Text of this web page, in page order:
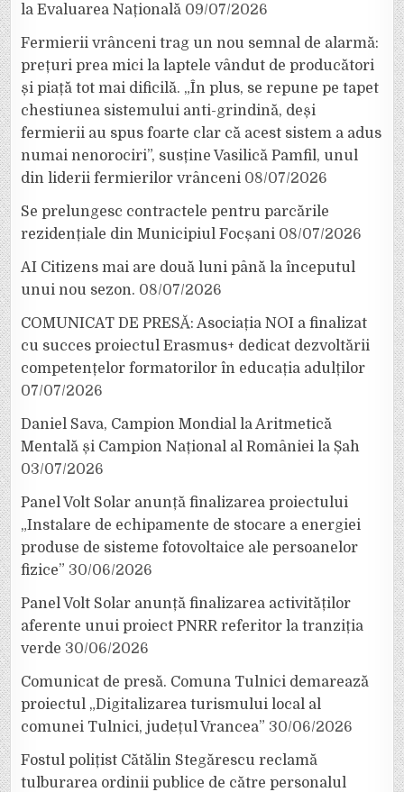
la Evaluarea Națională 09/07/2026
Fermierii vrânceni trag un nou semnal de alarmă:
prețuri prea mici la laptele vândut de producători
și piață tot mai dificilă. „În plus, se repune pe tapet
chestiunea sistemului anti-grindină, deși
fermierii au spus foarte clar că acest sistem a adus
numai nenorociri”, susține Vasilică Pamfil, unul
din liderii fermierilor vrânceni 08/07/2026
Se prelungesc contractele pentru parcările
rezidențiale din Municipiul Focșani 08/07/2026
AI Citizens mai are două luni până la începutul
unui nou sezon. 08/07/2026
COMUNICAT DE PRESĂ: Asociația NOI a finalizat
cu succes proiectul Erasmus+ dedicat dezvoltării
competențelor formatorilor în educația adulților
07/07/2026
Daniel Sava, Campion Mondial la Aritmetică
Mentală și Campion Național al României la Șah
03/07/2026
Panel Volt Solar anunță finalizarea proiectului
„Instalare de echipamente de stocare a energiei
produse de sisteme fotovoltaice ale persoanelor
fizice” 30/06/2026
Panel Volt Solar anunță finalizarea activităților
aferente unui proiect PNRR referitor la tranziția
verde 30/06/2026
Comunicat de presă. Comuna Tulnici demarează
proiectul „Digitalizarea turismului local al
comunei Tulnici, județul Vrancea” 30/06/2026
Fostul polițist Cătălin Stegărescu reclamă
tulburarea ordinii publice de către personalul